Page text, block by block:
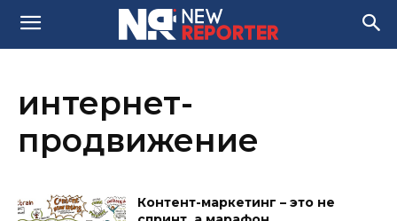
интернет-
продвижение
Контент-маркетинг – это не